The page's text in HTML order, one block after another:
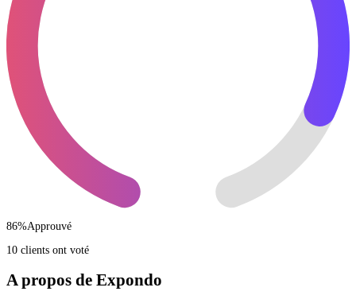
86%Approuvé
10 clients ont voté
A propos de Expondo